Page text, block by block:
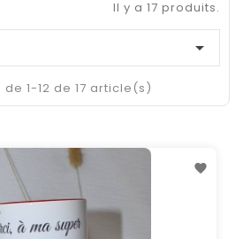
Il y a 17 produits.

1-12 de 17 article(s)